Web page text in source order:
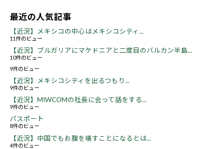
最近の人気記事
【近況】メキシコの中心はメキシコシティ...
11件のビュー
【近況】ブルガリアにマケドニアと二度目のバルカン半島...
10件のビュー
9件のビュー
【近況】メキシコシティを出るつもり...
9件のビュー
【近況】MIWCOMの社長に会って話をする...
9件のビュー
パスポート
8件のビュー
【近況】中国でもお腹を壊すことになるとは...
4件のビュー